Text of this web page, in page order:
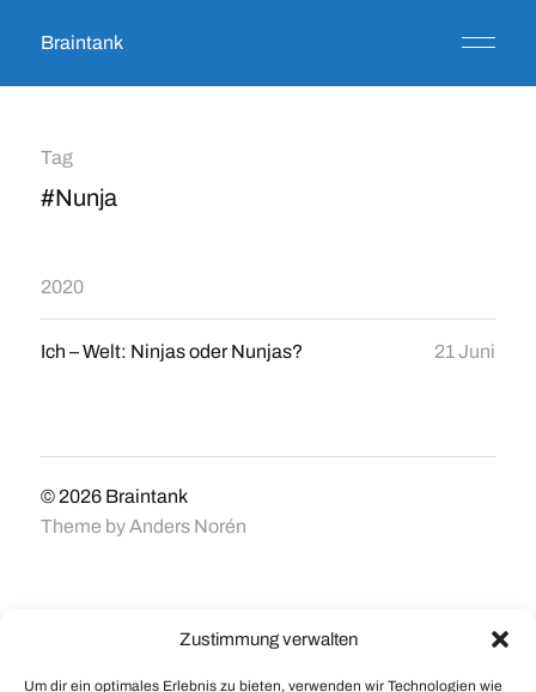
Zustimmung verwalten
Um dir ein optimales Erlebnis zu bieten, verwenden wir Technologien wie
Braintank
Tag
#Nunja
2020
Ich – Welt: Ninjas oder Nunjas? 21 Juni
© 2026 Braintank
Theme byAnders Norén